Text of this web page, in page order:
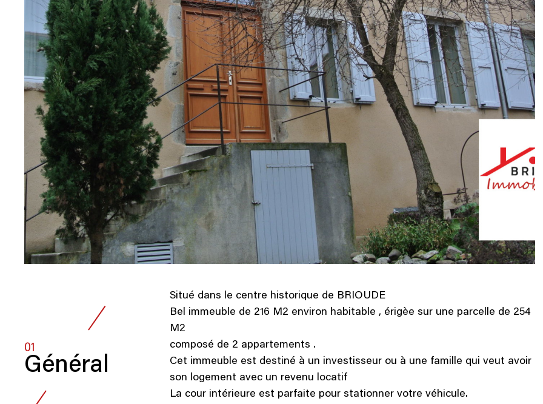
01
Général
Situé dans le centre historique de BRIOUDE
Bel immeuble de 216 M2 environ habitable , érigèe sur une parcelle de 254
M2
composé de 2 appartements .
Cet immeuble est destiné à un investisseur ou à une famille qui veut avoir
son logement avec un revenu locatif
La cour intérieure est parfaite pour stationner votre véhicule.